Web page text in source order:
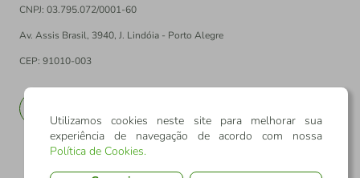
CNPJ: 03.795.072/0001-60
Av. Assis Brasil, 3940, J. Lindóia - Porto Alegre
CEP: 91010-003
Utilizamos cookies neste site para melhorar sua
experiência de navegação de acordo com nossa
Política de Cookies.